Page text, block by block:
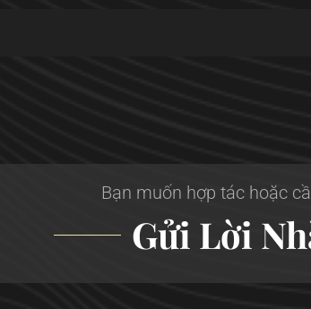
Bạn muốn hợp tác hoặc
Gửi Lời